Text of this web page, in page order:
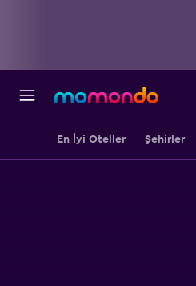
En İyi Oteller Şehirler